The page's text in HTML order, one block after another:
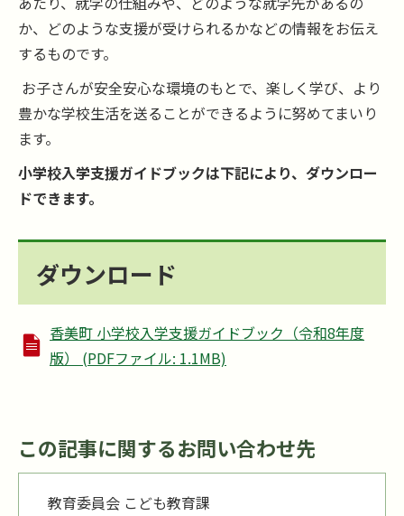
か、どのような支援が受けられるかなどの情報をお伝え
するものです。
お子さんが安全安心な環境のもとで、楽しく学び、より
豊かな学校生活を送ることができるように努めてまいり
ます。
小学校入学支援ガイドブックは下記により、ダウンロー
ドできます。
ダウンロード
香美町 小学校入学支援ガイドブック（令和8年度
版） (PDFファイル: 1.1MB)
この記事に関するお問い合わせ先
教育委員会 こども教育課